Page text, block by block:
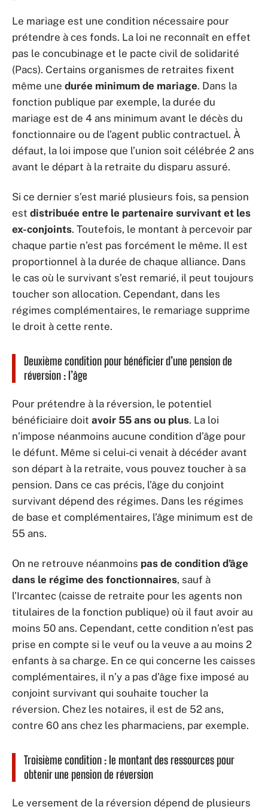
Le mariage est une condition nécessaire pour
prétendre à ces fonds. La loi ne reconnaît en effet
pas le concubinage et le pacte civil de solidarité
(Pacs). Certains organismes de retraites fixent
même une durée minimum de mariage. Dans la
fonction publique par exemple, la durée du
mariage est de 4 ans minimum avant le décès du
fonctionnaire ou de l’agent public contractuel. À
défaut, la loi impose que l’union soit célébrée 2 ans
avant le départ à la retraite du disparu assuré.
Si ce dernier s’est marié plusieurs fois, sa pension
est distribuée entre le partenaire survivant et les
ex-conjoints. Toutefois, le montant à percevoir par
chaque partie n’est pas forcément le même. Il est
proportionnel à la durée de chaque alliance. Dans
le cas où le survivant s’est remarié, il peut toujours
toucher son allocation. Cependant, dans les
régimes complémentaires, le remariage supprime
le droit à cette rente.
Deuxième condition pour bénéficier d’une pension de
réversion : l’âge
Pour prétendre à la réversion, le potentiel
bénéficiaire doit avoir 55 ans ou plus. La loi
n’impose néanmoins aucune condition d’âge pour
le défunt. Même si celui-ci venait à décéder avant
son départ à la retraite, vous pouvez toucher à sa
pension. Dans ce cas précis, l’âge du conjoint
survivant dépend des régimes. Dans les régimes
de base et complémentaires, l’âge minimum est de
55 ans.
On ne retrouve néanmoins pas de condition d’âge
dans le régime des fonctionnaires, sauf à
l’Ircantec (caisse de retraite pour les agents non
titulaires de la fonction publique) où il faut avoir au
moins 50 ans. Cependant, cette condition n’est pas
prise en compte si le veuf ou la veuve a au moins 2
enfants à sa charge. En ce qui concerne les caisses
complémentaires, il n’y a pas d’âge fixe imposé au
conjoint survivant qui souhaite toucher la
réversion. Chez les notaires, il est de 52 ans,
contre 60 ans chez les pharmaciens, par exemple.
Troisième condition : le montant des ressources pour
obtenir une pension de réversion
Le versement de la réversion dépend de plusieurs